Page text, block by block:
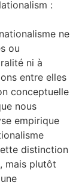
:
ne
ou
ni à
entre elles
conceptuelle
nous
empirique
distinction
mais plutôt